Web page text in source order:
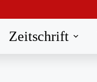
Zeitschrift